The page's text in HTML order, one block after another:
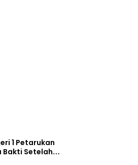
1 Petarukan
Bakti Setelah